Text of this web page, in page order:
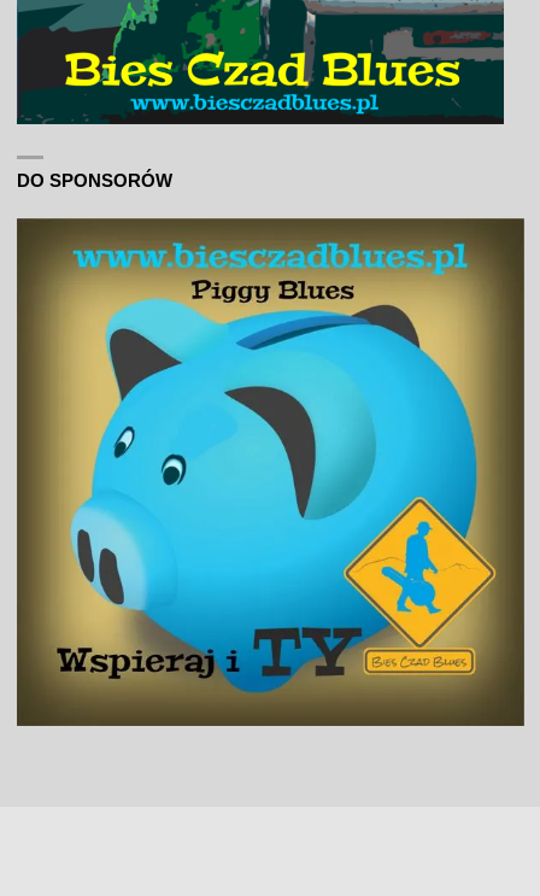
DO SPONSORÓW